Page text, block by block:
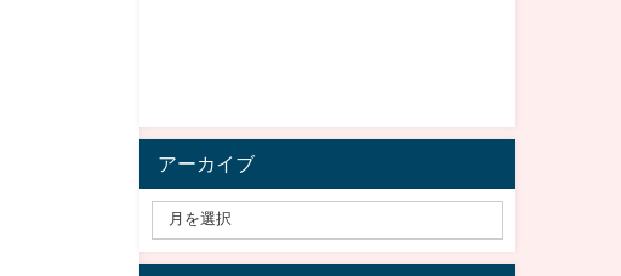
アーカイブ